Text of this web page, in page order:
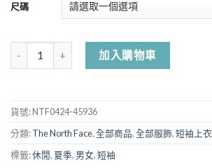
尺碼
加入購物車
貨號:NTF0424-45936
分類:The North Face,全部商品,全部服飾,短袖上衣
標籤:休閒, 夏季, 男女,短袖